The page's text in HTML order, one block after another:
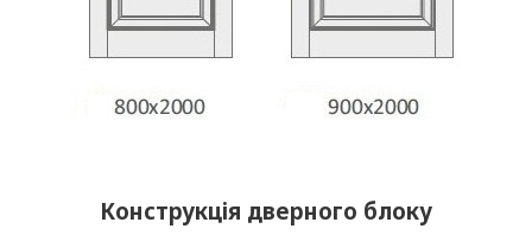
Конструкція дверного блоку